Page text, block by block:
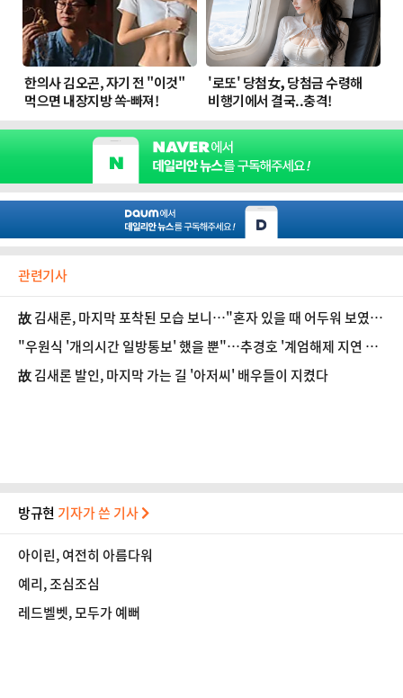
관련기사
故 김새론, 마지막 포착된 모습 보니…"혼자 있을 때 어두워 보였
다"
"우원식 '개의시간 일방통보' 했을 뿐"…추경호 '계엄해제 지연 누
명' 조목조목 반박
故 김새론 발인, 마지막 가는 길 '아저씨' 배우들이 지켰다
방규현 기자가 쓴 기사
아이린, 여전히 아름다워
예리, 조심조심
레드벨벳, 모두가 예뻐